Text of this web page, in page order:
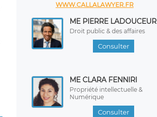
WWW.CALLALAWYER.FR
ME PIERRE LADOUCEUR
Droit public & des affaires
Consulter
ME CLARA FENNIRI
Propriété intellectuelle &
Numérique
Consulter